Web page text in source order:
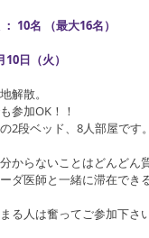
10名 （最大16名）
日（火）
解散。
参加OK！！
2段ベッド、8人部屋です。
からないことはどんどん
ダ医師と一緒に滞在でき
る人は奮ってご参加下さ